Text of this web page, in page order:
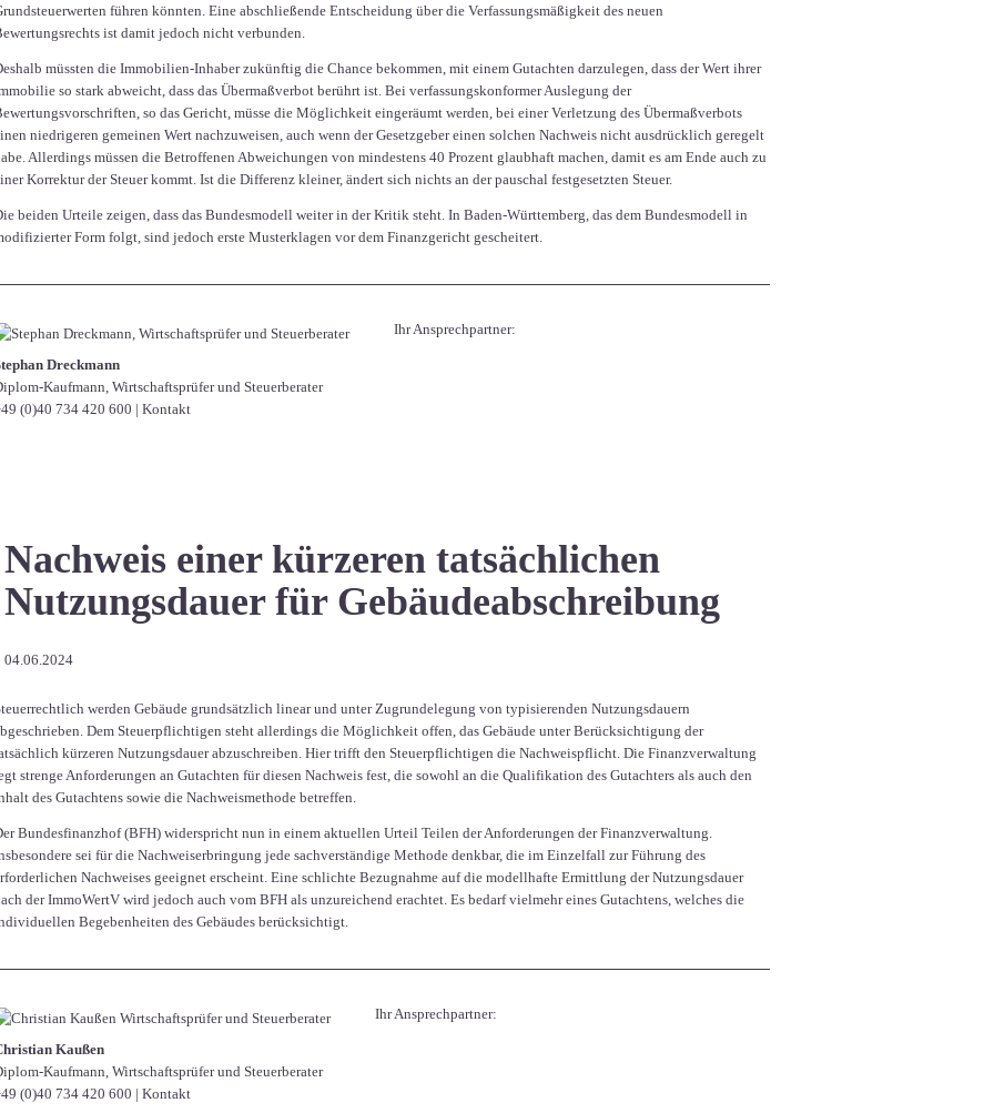
führen könnten. Eine abschließende Entscheidung über die Verfassungsmäßigkeit des neuen
ist damit jedoch nicht verbunden.
müssten die Immobilien-Inhaber zukünftig die Chance bekommen, mit einem Gutachten darzulegen, dass der Wert ihrer
so stark abweicht, dass das Übermaßverbot berührt ist. Bei verfassungskonformer Auslegung der
so das Gericht, müsse die Möglichkeit eingeräumt werden, bei einer Verletzung des Übermaßverbots
niedrigeren gemeinen Wert nachzuweisen, auch wenn der Gesetzgeber einen solchen Nachweis nicht ausdrücklich geregelt
Allerdings müssen die Betroffenen Abweichungen von mindestens 40 Prozent glaubhaft machen, damit es am Ende auch zu
Korrektur der Steuer kommt. Ist die Differenz kleiner, ändert sich nichts an der pauschal festgesetzten Steuer.
beiden Urteile zeigen, dass das Bundesmodell weiter in der Kritik steht. In Baden-Württemberg, das dem Bundesmodell in
Form folgt, sind jedoch erste Musterklagen vor dem Finanzgericht gescheitert.
Ihr Ansprechpartner:
Dreckmann
Kaufmann, Wirtschaftsprüfer und Steuerberater
(0)40 734 420 600 | Kontakt
Nachweis einer kürzeren tatsächlichen
Nutzungsdauer für Gebäudeabschreibung
04.06.2024
werden Gebäude grundsätzlich linear und unter Zugrundelegung von typisierenden Nutzungsdauern
Dem Steuerpflichtigen steht allerdings die Möglichkeit offen, das Gebäude unter Berücksichtigung der
kürzeren Nutzungsdauer abzuschreiben. Hier trifft den Steuerpflichtigen die Nachweispflicht. Die Finanzverwaltung
strenge Anforderungen an Gutachten für diesen Nachweis fest, die sowohl an die Qualifikation des Gutachters als auch den
des Gutachtens sowie die Nachweismethode betreffen.
Bundesfinanzhof (BFH) widerspricht nun in einem aktuellen Urteil Teilen der Anforderungen der Finanzverwaltung.
sei für die Nachweiserbringung jede sachverständige Methode denkbar, die im Einzelfall zur Führung des
Nachweises geeignet erscheint. Eine schlichte Bezugnahme auf die modellhafte Ermittlung der Nutzungsdauer
der ImmoWertV wird jedoch auch vom BFH als unzureichend erachtet. Es bedarf vielmehr eines Gutachtens, welches die
Begebenheiten des Gebäudes berücksichtigt.
Ihr Ansprechpartner:
Kaußen
Kaufmann, Wirtschaftsprüfer und Steuerberater
(0)40 734 420 600 | Kontakt